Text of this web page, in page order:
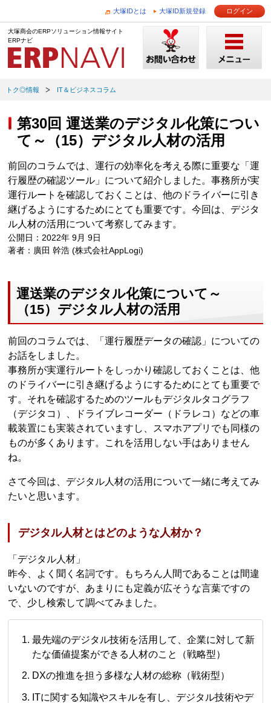
大塚IDとは 大塚ID新規登録 ログイン
大塚商会のERPソリューション情報サイト
ERPナビ
トク◎情報 IT＆ビジネスコラム
第30回 運送業のデジタル化策につい
て～（15）デジタル人材の活用
前回のコラムでは、運行の効率化を考える際に重要な「運
行履歴の確認ツール」について紹介しました。事務所が実
運行ルートを確認しておくことは、他のドライバーに引き
継げるようにするためにとても重要です。今回は、デジタ
ル人材の活用について考察してみます。
公開日：2022年 9月 9日
著者：廣田 幹浩 (株式会社AppLogi)
運送業のデジタル化策について～
（15）デジタル人材の活用
前回のコラムでは、「運行履歴データの確認」についての
お話をしました。
事務所が実運行ルートをしっかり確認しておくことは、他
のドライバーに引き継げるようにするためにとても重要で
す。それを確認するためのツールもデジタルタコグラフ
（デジタコ）、ドライブレコーダー（ドラレコ）などの車
載装置にも実装されていますし、スマホアプリでも同様の
ものが多くあります。これを活用しない手はありません
ね。
さて今回は、デジタル人材の活用について一緒に考えてみ
たいと思います。
デジタル人材とはどのような人材か？
「デジタル人材」
昨今、よく聞く名詞です。もちろん人間であることは間違
いないのですが、あまりにも定義が広そうな言葉ですの
で、少し検索して調べてみました。
最先端のデジタル技術を活用して、企業に対して新
たな価値提案ができる人材のこと（戦略型）
DXの推進を担う多様な人材の総称（戦術型）
ITに関する知識やスキルを有し、デジタル技術やデ